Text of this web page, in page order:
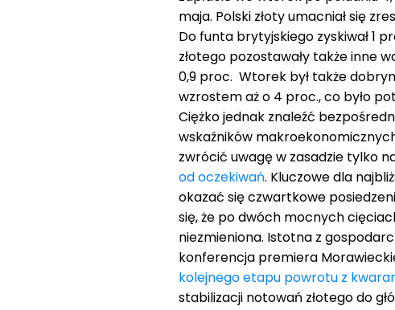
maja. Polski złoty umacniał się
Do funta brytyjskiego zyskiwał 1
złotego pozostawały także inne
0,9 proc. Wtorek był także
wzrostem aż o 4 proc., co było
Ciężko jednak znaleźć
wskaźników
zwrócić uwagę w zasadzie tylko
od oczekiwań. Kluczowe dla
okazać się czwartkowe
się, że po dwóch mocnych
niezmieniona. Istotna z
konferencja premiera
kolejnego etapu powrotu z
stabilizacji notowań złotego do